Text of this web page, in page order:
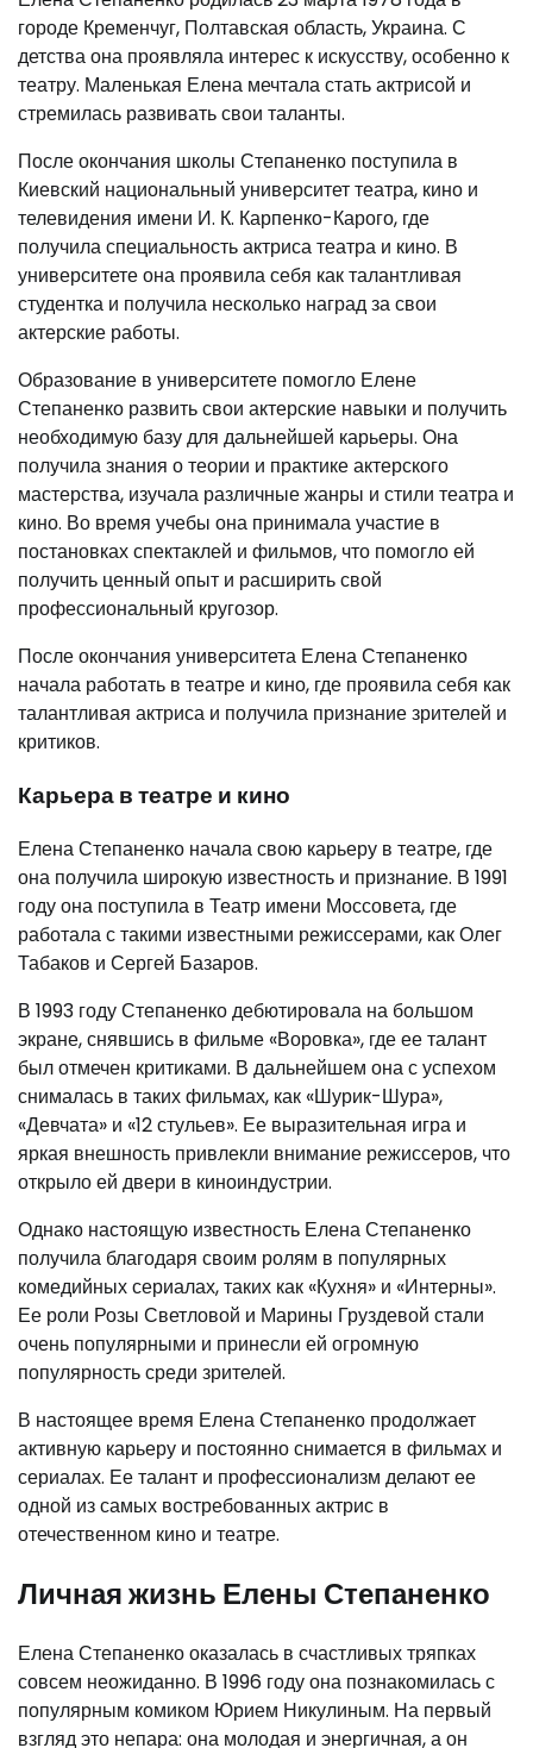
городе Кременчуг, Полтавская область, Украина. С
детства она проявляла интерес к искусству, особенно к
театру. Маленькая Елена мечтала стать актрисой и
стремилась развивать свои таланты.
После окончания школы Степаненко поступила в
Киевский национальный университет театра, кино и
телевидения имени И. К. Карпенко-Карого, где
получила специальность актриса театра и кино. В
университете она проявила себя как талантливая
студентка и получила несколько наград за свои
актерские работы.
Образование в университете помогло Елене
Степаненко развить свои актерские навыки и получить
необходимую базу для дальнейшей карьеры. Она
получила знания о теории и практике актерского
мастерства, изучала различные жанры и стили театра и
кино. Во время учебы она принимала участие в
постановках спектаклей и фильмов, что помогло ей
получить ценный опыт и расширить свой
профессиональный кругозор.
После окончания университета Елена Степаненко
начала работать в театре и кино, где проявила себя как
талантливая актриса и получила признание зрителей и
критиков.
Карьера в театре и кино
Елена Степаненко начала свою карьеру в театре, где
она получила широкую известность и признание. В 1991
году она поступила в Театр имени Моссовета, где
работала с такими известными режиссерами, как Олег
Табаков и Сергей Базаров.
В 1993 году Степаненко дебютировала на большом
экране, снявшись в фильме «Воровка», где ее талант
был отмечен критиками. В дальнейшем она с успехом
снималась в таких фильмах, как «Шурик-Шура»,
«Девчата» и «12 стульев». Ее выразительная игра и
яркая внешность привлекли внимание режиссеров, что
открыло ей двери в киноиндустрии.
Однако настоящую известность Елена Степаненко
получила благодаря своим ролям в популярных
комедийных сериалах, таких как «Кухня» и «Интерны».
Ее роли Розы Светловой и Марины Груздевой стали
очень популярными и принесли ей огромную
популярность среди зрителей.
В настоящее время Елена Степаненко продолжает
активную карьеру и постоянно снимается в фильмах и
сериалах. Ее талант и профессионализм делают ее
одной из самых востребованных актрис в
отечественном кино и театре.
Личная жизнь Елены Степаненко
Елена Степаненко оказалась в счастливых тряпках
совсем неожиданно. В 1996 году она познакомилась с
популярным комиком Юрием Никулиным. На первый
взгляд это непара: она молодая и энергичная, а он